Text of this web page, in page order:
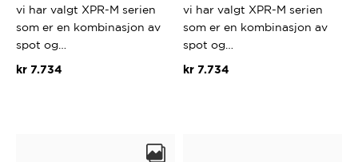
vi har valgt XPR-M serien
som er en kombinasjon av
spot og…
kr7.734
vi har valgt XPR-M serien
som er en kombinasjon av
spot og…
kr 7.734